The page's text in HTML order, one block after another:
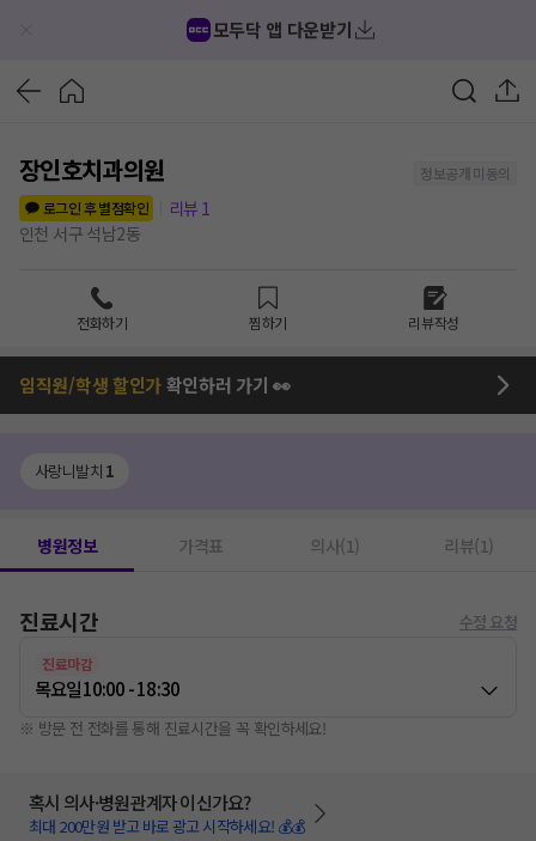
모두닥 앱 다운받기
장인호치과의원
정보공개 미동의
로그인 후 별점확인
리뷰 1
인천 서구 석남2동
전화하기 찜하기 리뷰작성
임직원/학생 할인가확인하러 가기 👀
사랑니발치 1
병원정보 가격표 의사(1) 리뷰(1)
진료시간 수정 요청
진료마감
목요일10:00 - 18:30
※ 방문 전 전화를 통해 진료시간을 꼭 확인하세요!
혹시 의사·병원관계자 이신가요?
최대 200만원 받고 바로 광고 시작하세요! 💰💰